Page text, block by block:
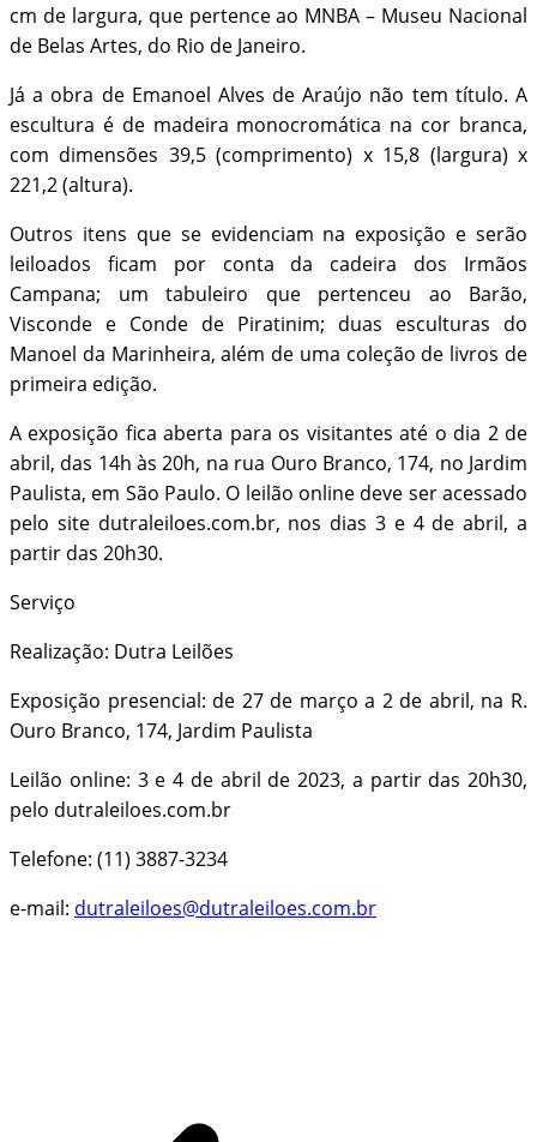
cm de largura, que pertence ao MNBA – Museu Nacional
de Belas Artes, do Rio de Janeiro.
Já a obra de Emanoel Alves de Araújo não tem título. A
escultura é de madeira monocromática na cor branca,
com dimensões 39,5 (comprimento) x 15,8 (largura) x
221,2 (altura).
Outros itens que se evidenciam na exposição e serão
leiloados ficam por conta da cadeira dos Irmãos
Campana; um tabuleiro que pertenceu ao Barão,
Visconde e Conde de Piratinim; duas esculturas do
Manoel da Marinheira, além de uma coleção de livros de
primeira edição.
A exposição fica aberta para os visitantes até o dia 2 de
abril, das 14h às 20h, na rua Ouro Branco, 174, no Jardim
Paulista, em São Paulo. O leilão online deve ser acessado
pelo site dutraleiloes.com.br, nos dias 3 e 4 de abril, a
partir das 20h30.
Serviço
Realização: Dutra Leilões
Exposição presencial: de 27 de março a 2 de abril, na R.
Ouro Branco, 174, Jardim Paulista
Leilão online: 3 e 4 de abril de 2023, a partir das 20h30,
pelo dutraleiloes.com.br
Telefone: (11) 3887-3234
e-mail: dutraleiloes@dutraleiloes.com.br